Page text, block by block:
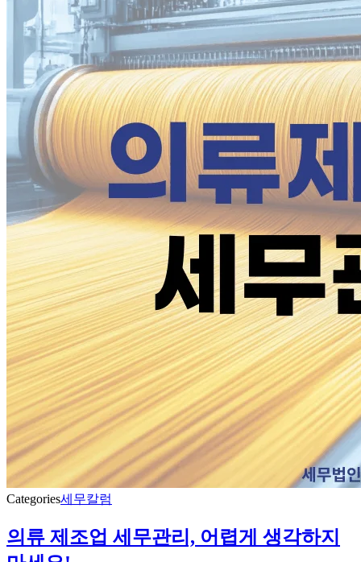
Categories세무칼럼
의류 제조업 세무관리, 어렵게 생각하지